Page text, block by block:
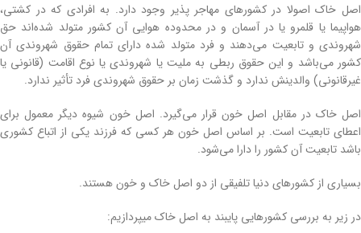
اصل خاک اصولا در کشورهای مهاجر پذیر وجود دارد. به افرادی که در کشتی،
هواپیما یا قلمرو یا در آسمان و در محدوده هوایی آن کشور متولد شده‌اند حق
شهروندی و تابعیت می‌دهند و فرد متولد شده دارای تمام حقوق شهروندی آن
کشور می‌باشد و این حقوق ربطی به ملیت یا شهروندی یا نوع اقامت (قانونی یا
غیرقانونی) والدینش ندارد و گذشت زمان بر حقوق شهروندی فرد تأثیر ندارد.
اصل خاک در مقابل اصل خون قرار می‌گیرد. اصل خون شیوه دیگر معمول برای
اعطای تابعیت است. بر اساس اصل خون هر کسی که فرزند یکی از اتباع کشوری
باشد تابعیت آن کشور را دارا می‌شود.
بسیاری از کشورهای دنیا تلفیقی از دو اصل خاک و خون هستند.
در زیر به بررسی کشورهایی پایبند به اصل خاک میپردازیم: